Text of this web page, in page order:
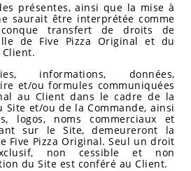
présentes, ainsi que la mise à
saurait être interprétée comme
transfert de droits de
de Five Pizza Original et du
informations, données,
et/ou formules communiquées
au Client dans le cadre de la
et/ou de la Commande, ainsi
logos, noms commerciaux et
sur le Site, demeureront la
Five Pizza Original. Seul un droit
non cessible et non
du Site est conféré au Client.